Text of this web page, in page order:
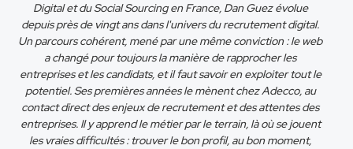
Digital et du Social Sourcing en France, Dan Guez évolue
depuis près de vingt ans dans l'univers du recrutement digital.
Un parcours cohérent, mené par une même conviction : le web
a changé pour toujours la manière de rapprocher les
entreprises et les candidats, et il faut savoir en exploiter tout le
potentiel. Ses premières années le mènent chez Adecco, au
contact direct des enjeux de recrutement et des attentes des
entreprises. Il y apprend le métier par le terrain, là où se jouent
les vraies difficultés : trouver le bon profil, au bon moment,